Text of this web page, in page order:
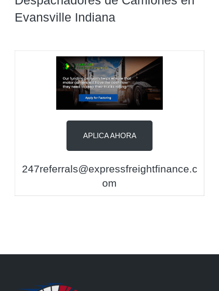
Evansville Indiana
APLICA AHORA
247referrals@expressfreightfinance.c
om